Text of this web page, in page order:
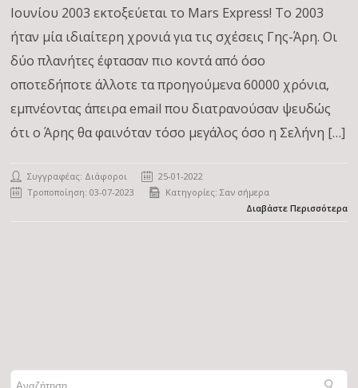
Ιουνίου 2003 εκτοξεύεται το Mars Express! Το 2003
ήταν μία ιδιαίτερη χρονιά για τις σχέσεις Γης-Άρη. Οι
δύο πλανήτες έφτασαν πιο κοντά από όσο
οποτεδήποτε άλλοτε τα προηγούμενα 60000 χρόνια,
εμπνέοντας άπειρα email που διατρανούσαν ψευδώς
ότι ο Άρης θα φαινόταν τόσο μεγάλος όσο η Σελήνη […]
Συγγραφέας: Διάφοροι
25-01-2022
Τροποποίηση: 03-07-2023
Κατηγορίες:Σαν σήμερα
Διαβάστε Περισσότερα